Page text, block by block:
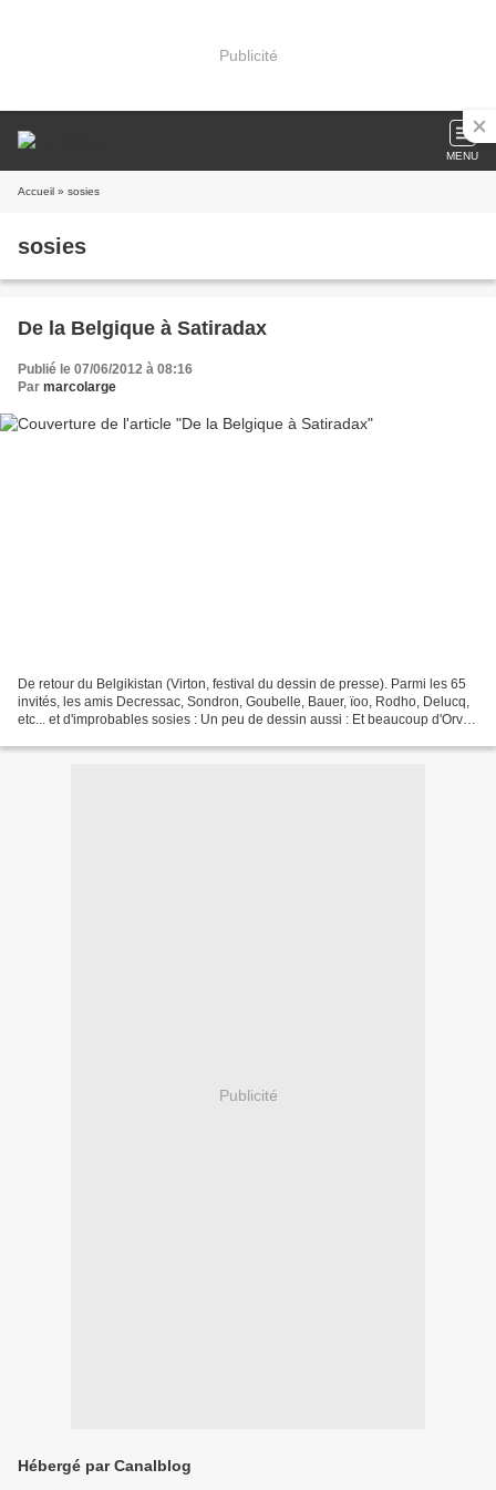
Publicité
MENU
Accueil » sosies
sosies
De la Belgique à Satiradax
Publié le 07/06/2012 à 08:16
Par marcolarge
De retour du Belgikistan (Virton, festival du dessin de presse). Parmi les 65
invités, les amis Decressac, Sondron, Goubelle, Bauer, ïoo, Rodho, Delucq,
etc... et d'improbables sosies : Un peu de dessin aussi : Et beaucoup d'Orval
Publicité
Hébergé par Canalblog